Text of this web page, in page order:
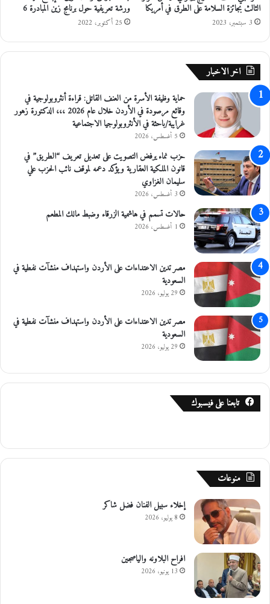
الثالث بجائزة السلامة على الطرق في أمريكا
3 سبتمبر، 2023
ورشة تعريفية حول برنامج زين المبادرة 6
25 أكتوبر، 2022
اخر الاخبار
حماية وظيفة الأسرة من العنف القاتل: قراءة أنثروبولوجية في
وقائع مرصودة في الأردن خلال عام 2026 ،،، الدكتورة زهور
غرايبة/باحثة في الأنثروبولوجيا الاجتماعية
5 أغسطس، 2026
حزب نماء يرفض التصويت على تعديل تعريف “الطريق” في
قانون الملكية العقارية ويؤكد دعمه لموقف نائب الحزب علي
سليمان الغزاوي
3 أغسطس، 2026
حالات تسمم في هاشمية الزرقاء وضبط مالك المطعم
1 أغسطس، 2026
مصر تدين الاعتداءات على الأردن واستهداف منشآت نفطية في
السعودية
29 يوليو، 2026
مصر تدين الاعتداءات على الأردن واستهداف منشآت نفطية في
السعودية
29 يوليو، 2026
تابعنا على فيسبوك
منوعات
إخلاء سبيل الفنان فضل شاكر
8 يوليو، 2026
افراح البلاونه والياصجين
13 يونيو، 2026